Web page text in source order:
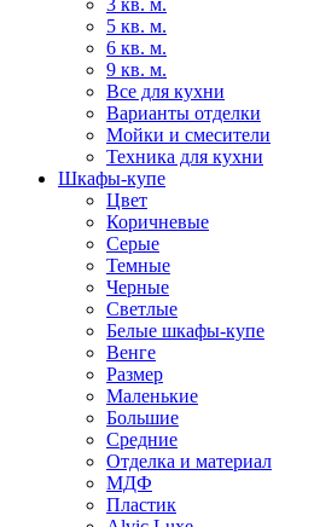
3 кв. м.
5 кв. м.
6 кв. м.
9 кв. м.
Все для кухни
Варианты отделки
Мойки и смесители
Техника для кухни
Шкафы-купе
Цвет
Коричневые
Серые
Темные
Черные
Светлые
Белые шкафы-купе
Венге
Размер
Маленькие
Большие
Средние
Отделка и материал
МДФ
Пластик